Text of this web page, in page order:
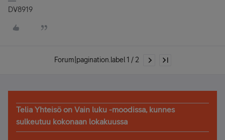
DV8919
Forum|pagination.label 1 / 2
Telia Yhteisö on Vain luku -moodissa, kunnes
sulkeutuu kokonaan lokakuussa